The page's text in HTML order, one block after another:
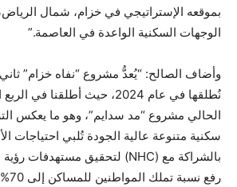
بموقعه الإستراتيجي في خزام، شمال
الوجهات السكنية الواعدة في العاصمة.”
وأضاف الصالح: “يُعدُّ مشروع “نفاه خزام”
نُطلقها في عام 2024، حيث أطلقنا
الحالي مشروع “مد سدايم”، وهو ما يعكس
سكنية متنوعة عالية الجودة تُلبي احتياجات
رفع